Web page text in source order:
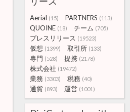
Aerial (15) PARTNERS (113)
QUOINE (18) チーム (705)
プレスリリース (19523)
仮想 (1399) 取引所 (133)
専門 (528) 提携 (2178)
株式会社 (19472)
業務 (3303) 税務 (40)
通貨 (893) 運営 (1001)